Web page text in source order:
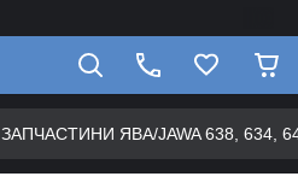
ЗАПЧАСТИНИ ЯВА/JAWA 638, 634,